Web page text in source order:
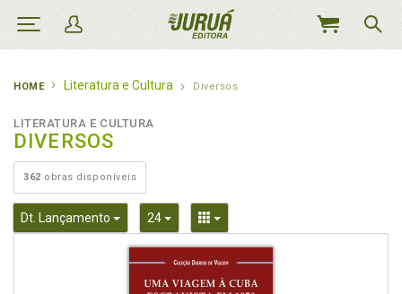
MEU
HOME Literatura e Cultura Diversos
LITERATURA E CULTURA
DIVERSOS
362 obras disponíveis
Dt. Lançamento Toggle Dropdown
24 Toggle DropdownToggle Dropdown